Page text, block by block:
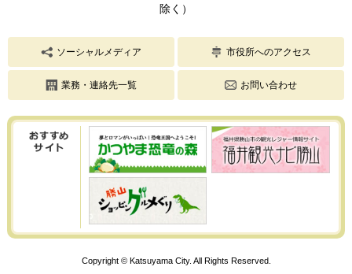
除く）
ソーシャルメディア 市役所へのアクセス
業務・連絡先一覧 お問い合わせ
Copyright © Katsuyama City. All Rights Reserved.